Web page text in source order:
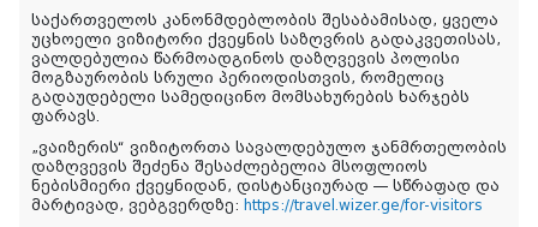
საქართველოს კანონმდებლობის შესაბამისად, ყველა
უცხოელი ვიზიტორი ქვეყნის საზღვრის გადაკვეთისას,
ვალდებულია წარმოადგინოს დაზღვევის პოლისი
მოგზაურობის სრული პერიოდისთვის, რომელიც
გადაუდებელი სამედიცინო მომსახურების ხარჯებს
ფარავს.
„ვაიზერის“ ვიზიტორთა სავალდებულო ჯანმრთელობის
დაზღვევის შეძენა შესაძლებელია მსოფლიოს
ნებისმიერი ქვეყნიდან, დისტანციურად — სწრაფად და
მარტივად, ვებგვერდზე: https://travel.wizer.ge/for-visitors